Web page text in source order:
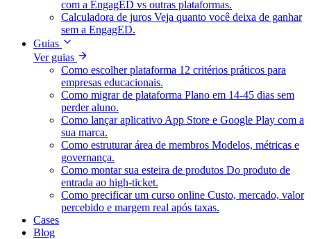
com a EngagED vs outras plataformas.
Calculadora de juros Veja quanto você deixa de ganhar
sem a EngagED.
Guias
Ver guias
Como escolher plataforma 12 critérios práticos para
empresas educacionais.
Como migrar de plataforma Plano em 14-45 dias sem
perder aluno.
Como lançar aplicativo App Store e Google Play com a
sua marca.
Como estruturar área de membros Modelos, métricas e
governança.
Como montar sua esteira de produtos Do produto de
entrada ao high-ticket.
Como precificar um curso online Custo, mercado, valor
percebido e margem real após taxas.
Cases
Blog